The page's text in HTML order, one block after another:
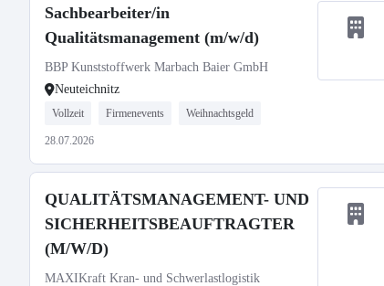
Sachbearbeiter/in
Qualitätsmanagement (m/w/d)
BBP Kunststoffwerk Marbach Baier GmbH
Neuteichnitz
Vollzeit Firmenevents Weihnachtsgeld
28.07.2026
QUALITÄTSMANAGEMENT- UND
SICHERHEITSBEAUFTRAGTER
(M/W/D)
MAXIKraft Kran- und Schwerlastlogistik